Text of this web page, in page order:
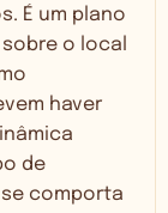
É um plano
o local
haver
de
comporta